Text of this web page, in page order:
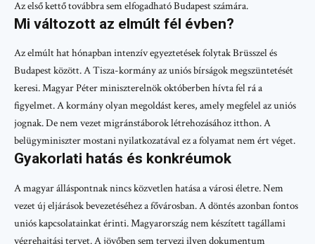
Az első kettő továbbra sem elfogadható Budapest számára.
Mi változott az elmúlt fél évben?
Az elmúlt hat hónapban intenzív egyeztetések folytak Brüsszel és
Budapest között. A Tisza-kormány az uniós bírságok megszüntetését
keresi. Magyar Péter miniszterelnök októberben hívta fel rá a
figyelmet. A kormány olyan megoldást keres, amely megfelel az uniós
jognak. De nem vezet migránstáborok létrehozásához itthon. A
belügyminiszter mostani nyilatkozatával ez a folyamat nem ért véget.
Gyakorlati hatás és konkréumok
A magyar álláspontnak nincs közvetlen hatása a városi életre. Nem
vezet új eljárások bevezetéséhez a fővárosban. A döntés azonban fontos
uniós kapcsolatainkat érinti. Magyarország nem készített tagállami
végrehajtási tervet. A jövőben sem tervezi ilyen dokumentum